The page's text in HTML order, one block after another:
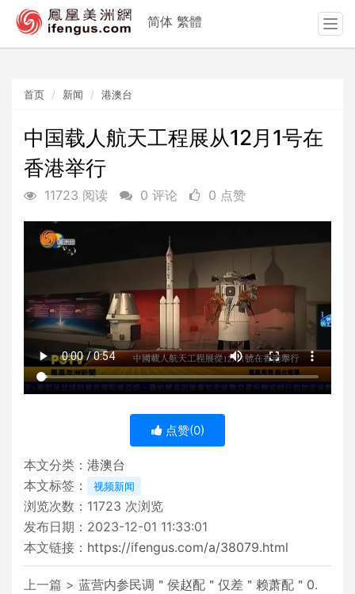
首页 新闻 港澳台
中国载人航天工程展从12月1号在
香港举行
11723 阅读 0 评论 0 点赞
点赞(0)
本文分类： 港澳台
本文标签：
视频新闻
浏览次数： 11723 次浏览
发布日期：2023-12-01 11:33:01
本文链接： https://ifengus.com/a/38079.html
上一篇 > 蓝营内参民调＂侯赵配＂仅差＂赖萧配＂0.
简体 繁體
T
o
a